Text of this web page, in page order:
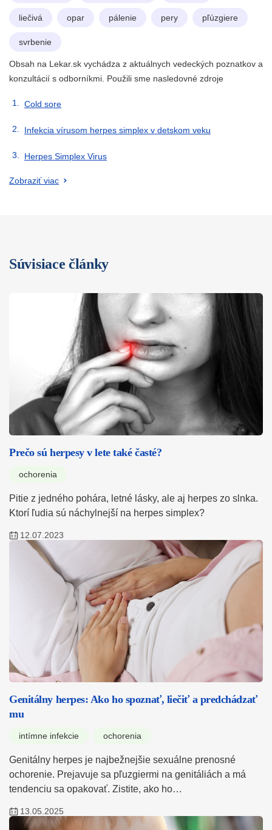
liečivá opar pálenie pery pľúzgiere
svrbenie
Obsah na Lekar.sk vychádza z aktuálnych vedeckých poznatkov a
konzultácií s odborníkmi. Použili sme nasledovné zdroje
Cold sore
Infekcia vírusom herpes simplex v detskom veku
Herpes Simplex Virus
Zobraziť viac
Súvisiace články
Prečo sú herpesy v lete také časté?
ochorenia
Pitie z jedného pohára, letné lásky, ale aj herpes zo slnka.
Ktorí ľudia sú náchylnejší na herpes simplex?
12.07.2023
Genitálny herpes: Ako ho spoznať, liečiť a predchádzať
mu
intímne infekcie ochorenia
Genitálny herpes je najbežnejšie sexuálne prenosné
ochorenie. Prejavuje sa pľuzgiermi na genitáliách a má
tendenciu sa opakovať. Zistite, ako ho…
13.05.2025